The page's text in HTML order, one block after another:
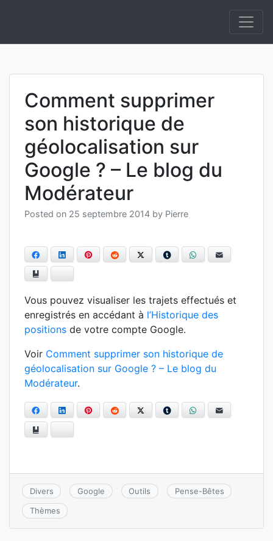
Souverainepement de solutions en Intelligence
Comment supprimer
son historique de
géolocalisation sur
Google ? – Le blog du
Modérateur
Posted on 25 septembre 2014 by Pierre
FacebookLinkedIn Pinterest Reddit Twitter Tumblr WhatsApp
Vous pouvez visualiser les trajets effectués et
enregistrés en accédant à l’Historique des
positions de votre compte Google.
Voir Comment supprimer son historique de
géolocalisation sur Google ? – Le blog du
Modérateur.
FacebookLinkedIn Pinterest Reddit Twitter Tumblr WhatsApp
Divers Google Outils Pense-Bêtes
Thèmes